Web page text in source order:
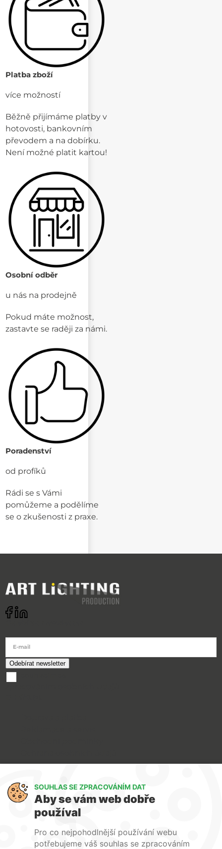
Platba zboží
více možností
Běžně přijímáme platby v
hotovosti, bankovním
převodem a na dobírku.
Není možné platit kartou!
Osobní odběr
u nás na prodejně
Pokud máte možnost,
zastavte se raději za námi.
Poradenství
od profíků
Rádi se s Vámi
pomůžeme a podělíme
se o zkušenosti z praxe.
E-mail
O nás
Služby
Kontakty
SOUHLAS SE ZPRACOVÁNÍM DAT
Aby se vám web dobře
používal
Pro co nejpohodlnější používání webu
potřebujeme váš souhlas se zpracováním